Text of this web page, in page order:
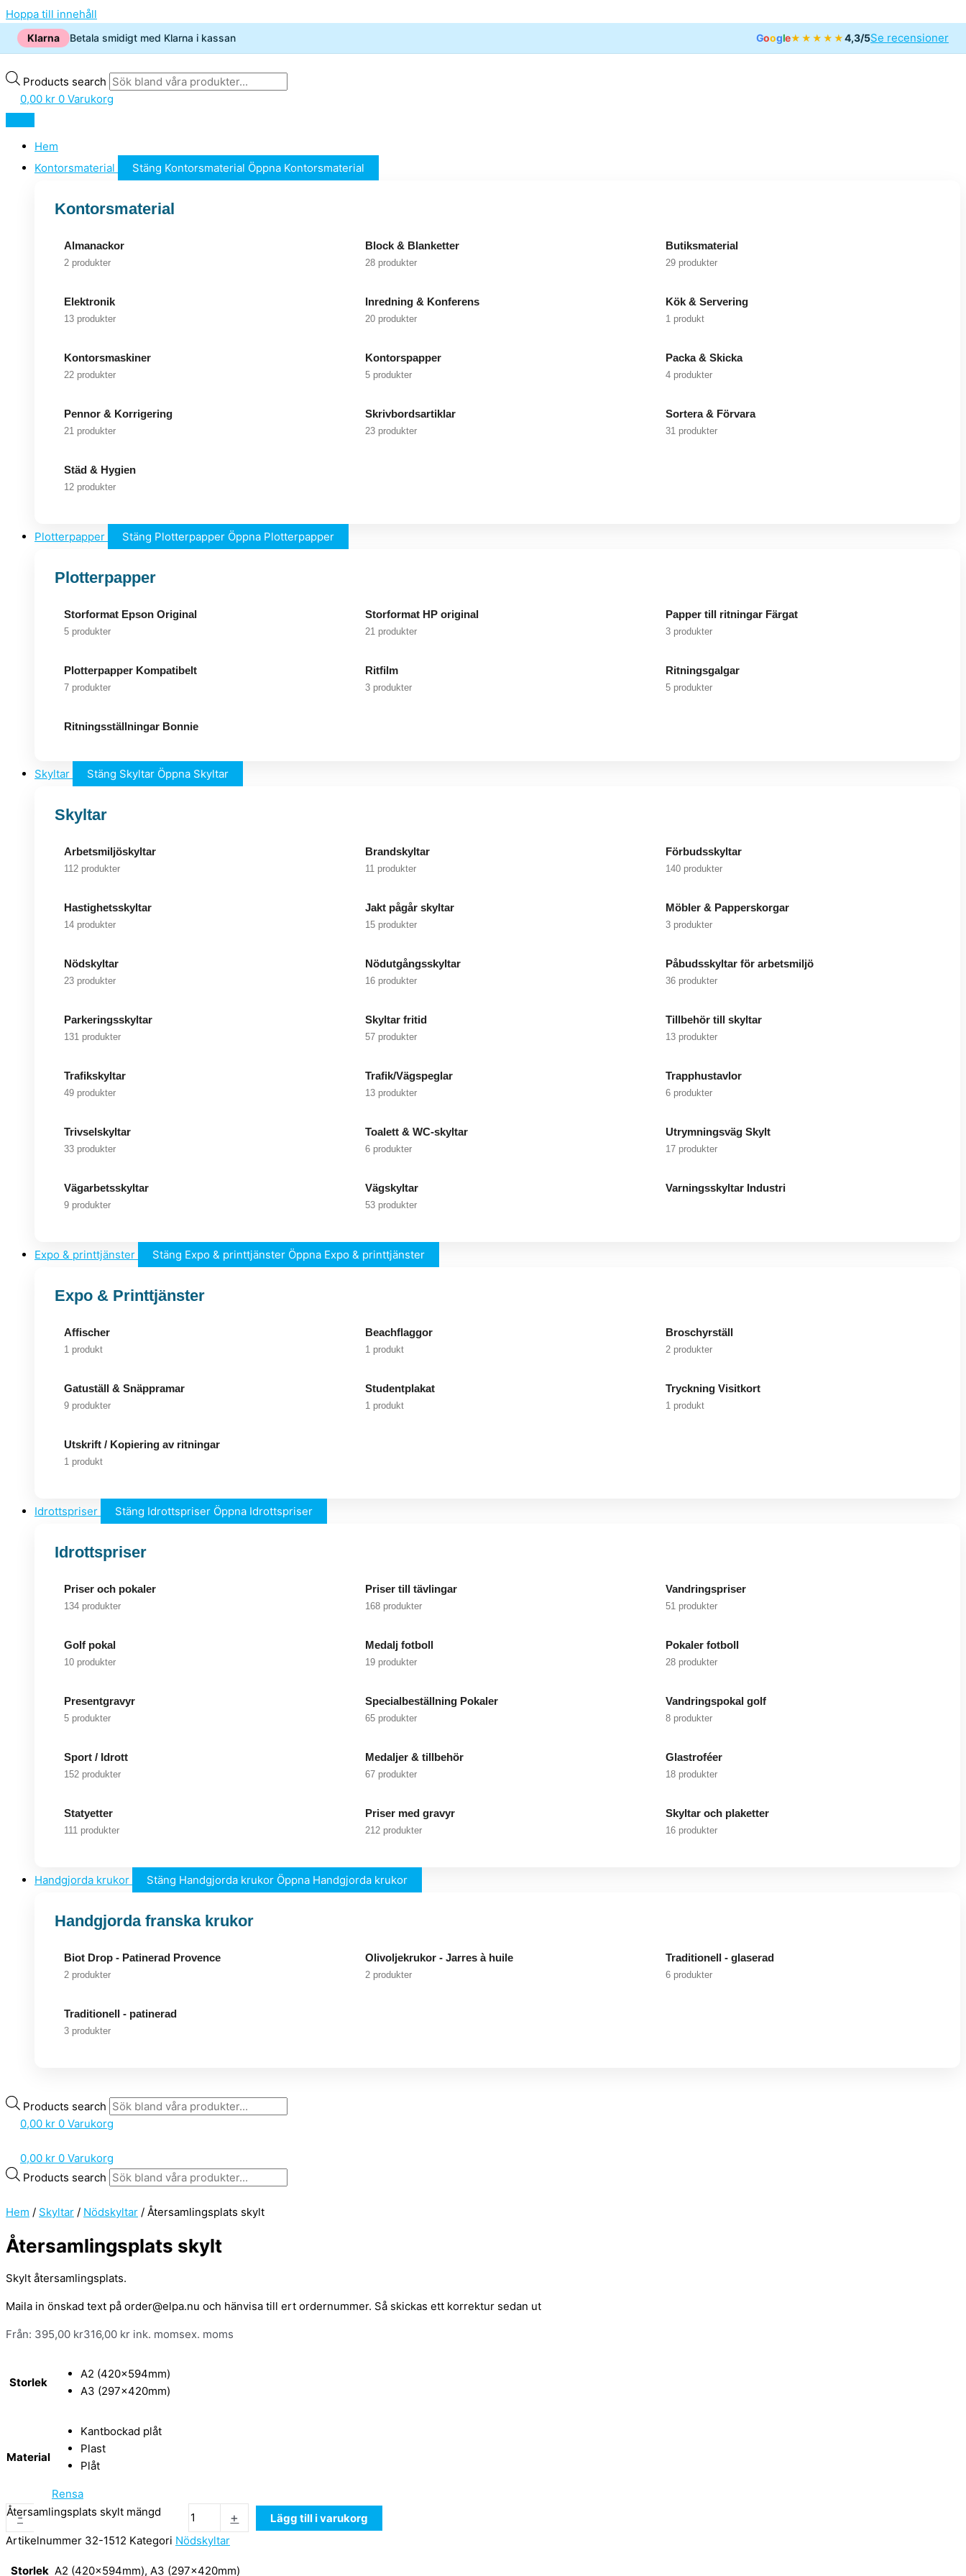
Hoppa till innehåll
Klarna Betala smidigt med Klarna i kassan Google★★★★★4,3/5Se recensioner
Products search
0,00 kr 0 Varukorg
Hem
Kontorsmaterial
Stäng Kontorsmaterial Öppna Kontorsmaterial
Kontorsmaterial
Almanackor
2 produkter
Block & Blanketter
28 produkter
Butiksmaterial
29 produkter
Elektronik
13 produkter
Inredning & Konferens
20 produkter
Kök & Servering
1 produkt
Kontorsmaskiner
22 produkter
Kontorspapper
5 produkter
Packa & Skicka
4 produkter
Pennor & Korrigering
21 produkter
Skrivbordsartiklar
23 produkter
Sortera & Förvara
31 produkter
Städ & Hygien
12 produkter
Plotterpapper Stäng Plotterpapper Öppna Plotterpapper
Plotterpapper
Storformat Epson Original
5 produkter
Storformat HP original
21 produkter
Papper till ritningar Färgat
3 produkter
Plotterpapper Kompatibelt
7 produkter
Ritfilm
3 produkter
Ritningsgalgar
5 produkter
Ritningsställningar Bonnie
Skyltar Stäng Skyltar Öppna Skyltar
Skyltar
Arbetsmiljöskyltar
112 produkter
Brandskyltar
11 produkter
Förbudsskyltar
140 produkter
Hastighetsskyltar
14 produkter
Jakt pågår skyltar
15 produkter
Möbler & Papperskorgar
3 produkter
Nödskyltar
23 produkter
Nödutgångsskyltar
16 produkter
Påbudsskyltar för arbetsmiljö
36 produkter
Parkeringsskyltar
131 produkter
Skyltar fritid
57 produkter
Tillbehör till skyltar
13 produkter
Trafikskyltar
49 produkter
Trafik/Vägspeglar
13 produkter
Trapphustavlor
6 produkter
Trivselskyltar
33 produkter
Toalett & WC-skyltar
6 produkter
Utrymningsväg Skylt
17 produkter
Vägarbetsskyltar
9 produkter
Vägskyltar
53 produkter
Varningsskyltar Industri
Expo & printtjänster Stäng Expo & printtjänster Öppna Expo & printtjänster
Expo & Printtjänster
Affischer
1 produkt
Beachflaggor
1 produkt
Broschyrställ
2 produkter
Gatuställ & Snäppramar
9 produkter
Studentplakat
1 produkt
Tryckning Visitkort
1 produkt
Utskrift / Kopiering av ritningar
1 produkt
Idrottspriser Stäng Idrottspriser Öppna Idrottspriser
Idrottspriser
Priser och pokaler
134 produkter
Priser till tävlingar
168 produkter
Vandringspriser
51 produkter
Golf pokal
10 produkter
Medalj fotboll
19 produkter
Pokaler fotboll
28 produkter
Presentgravyr
5 produkter
Specialbeställning Pokaler
65 produkter
Vandringspokal golf
8 produkter
Sport / Idrott
152 produkter
Medaljer & tillbehör
67 produkter
Glastroféer
18 produkter
Statyetter
111 produkter
Priser med gravyr
212 produkter
Skyltar och plaketter
16 produkter
Handgjorda krukor Stäng Handgjorda krukor Öppna Handgjorda krukor
Handgjorda franska krukor
Biot Drop - Patinerad Provence
2 produkter
Olivoljekrukor - Jarres à huile
2 produkter
Traditionell - glaserad
6 produkter
Traditionell - patinerad
3 produkter
Products search
0,00 kr 0 Varukorg
0,00 kr 0 Varukorg
Products search
Hem / Skyltar / Nödskyltar / Återsamlingsplats skylt
Återsamlingsplats skylt
Skylt återsamlingsplats.
Maila in önskad text på order@elpa.nu och hänvisa till ert ordernummer. Så skickas ett korrektur sedan ut
Från: 395,00 kr316,00 kr ink. momsex. moms
Storlek
A2 (420x594mm)
A3 (297x420mm)
Material
Kantbockad plåt
Plast
Plåt
Rensa
-
Återsamlingsplats skylt mängd +
Lägg till i varukorg
Artikelnummer 32-1512 Kategori Nödskyltar
Storlek A2 (420x594mm), A3 (297x420mm)